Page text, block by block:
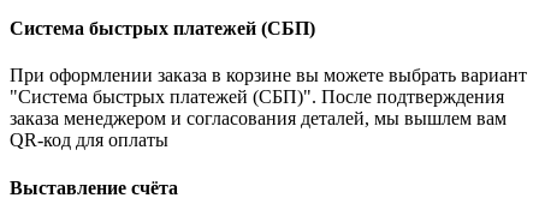
Система быстрых платежей (СБП)
При оформлении заказа в корзине вы можете выбрать вариант
"Система быстрых платежей (СБП)". После подтверждения
заказа менеджером и согласования деталей, мы вышлем вам
QR-код для оплаты
Выставление счёта